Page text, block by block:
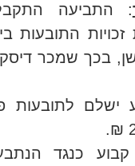
: התביעה
התובעות
בכך שמכר
לתובעות
קבוע כנגד